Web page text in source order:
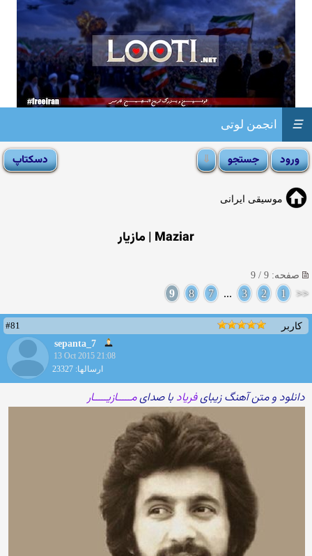
انجمن لوتی ☰
موسیقی ایرانی
Maziar | مازیار
صفحه: 9 / 9
<<
1
2
3
...
7
8
9
کاربر
#81
sepanta_7
13 Oct 2015 21:08
ارسالها: 23327
دانلود و متن آهنگ زیبایفریاد با صدایمـــــازیـــــار